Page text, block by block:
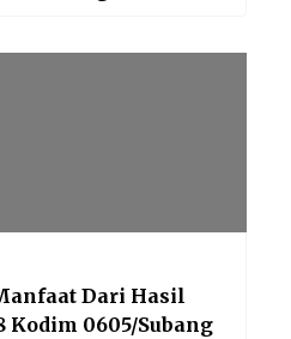
Dari Hasil
Kodim 0605/Subang